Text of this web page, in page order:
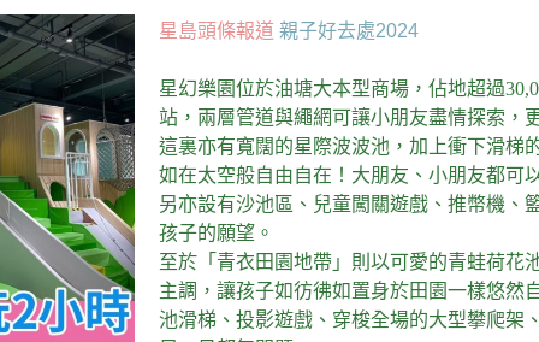
星島頭條報道 親子好去處2024
星幻樂園位於油塘大本型商場，佔地超過
站，兩層管道與繩網可讓小朋友盡情探索，
這裏亦有寬闊的星際波波池，加上衝下滑梯
如在太空般自由自在！大朋友、小朋友都可
另亦設有沙池區、兒童闖關遊戲、推幣機、
孩子的願望。
至於「青衣田園地帶」則以可愛的青蛙荷花
主調，讓孩子如彷彿如置身於田園一樣悠然
池滑梯、投影遊戲、穿梭全場的大型攀爬架